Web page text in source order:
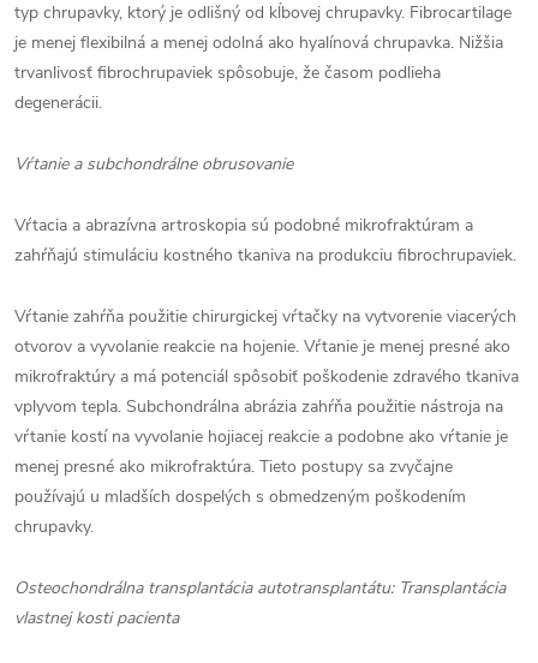
typ chrupavky, ktorý je odlišný od kĺbovej chrupavky. Fibrocartilage
je menej flexibilná a menej odolná ako hyalínová chrupavka. Nižšia
trvanlivosť fibrochrupaviek spôsobuje, že časom podlieha
degenerácii.
Vŕtanie a subchondrálne obrusovanie
Vŕtacia a abrazívna artroskopia sú podobné mikrofraktúram a
zahŕňajú stimuláciu kostného tkaniva na produkciu fibrochrupaviek.
Vŕtanie zahŕňa použitie chirurgickej vŕtačky na vytvorenie viacerých
otvorov a vyvolanie reakcie na hojenie. Vŕtanie je menej presné ako
mikrofraktúry a má potenciál spôsobiť poškodenie zdravého tkaniva
vplyvom tepla. Subchondrálna abrázia zahŕňa použitie nástroja na
vŕtanie kostí na vyvolanie hojiacej reakcie a podobne ako vŕtanie je
menej presné ako mikrofraktúra. Tieto postupy sa zvyčajne
používajú u mladších dospelých s obmedzeným poškodením
chrupavky.
Osteochondrálna transplantácia autotransplantátu: Transplantácia
vlastnej kosti pacienta